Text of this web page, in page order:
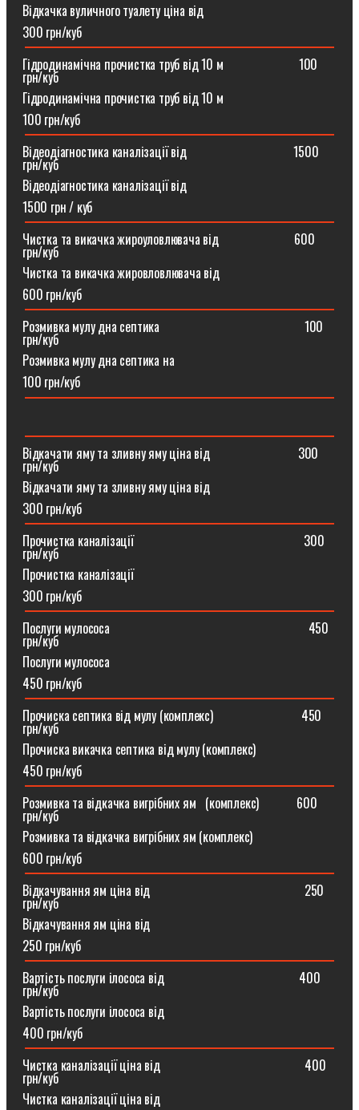
Відкачка вуличного туалету ціна від
300 грн/куб
Гідродинамічна прочистка труб від 10 м⠀⠀⠀⠀⠀⠀⠀⠀100
грн/куб
Гідродинамічна прочистка труб від 10 м
100 грн/куб
Відеодіагностика каналізації від ⠀⠀⠀⠀⠀⠀⠀⠀⠀⠀⠀1500
грн/куб
Відеодіагностика каналізації від
1500 грн / куб
Чистка та викачка жироуловлювача від⠀⠀⠀⠀⠀⠀⠀⠀600
грн/куб
Чистка та викачка жировловлювача від
600 грн/куб
Розмивка мулу дна септика ⠀⠀⠀⠀⠀⠀⠀⠀⠀⠀⠀⠀⠀⠀⠀100
грн/куб
Розмивка мулу дна септика на
100 грн/куб
Відкачати яму та зливну яму ціна від ⠀⠀⠀⠀⠀⠀⠀⠀⠀300
грн/куб
Відкачати яму та зливну яму ціна від
300 грн/куб
Прочистка каналізації⠀⠀⠀⠀⠀⠀⠀⠀⠀⠀⠀⠀⠀⠀⠀⠀⠀⠀300
грн/куб
Прочистка каналізації
300 грн/куб
Послуги мулососа⠀⠀⠀⠀⠀⠀⠀⠀⠀⠀⠀⠀⠀⠀⠀⠀⠀⠀⠀⠀⠀450
грн/куб
Послуги мулососа
450 грн/куб
Прочиска септика від мулу (комплекс) ⠀⠀⠀⠀⠀⠀⠀⠀⠀450
грн/куб
Прочиска викачка септика від мулу (комплекс)
450 грн/куб
Розмивка та відкачка вигрібних ям⠀(комплекс)⠀⠀⠀⠀600
грн/куб
Розмивка та відкачка вигрібних ям (комплекс)⠀
600 грн/куб
Відкачування ям ціна від ⠀⠀⠀⠀⠀⠀⠀⠀⠀⠀⠀⠀⠀⠀⠀⠀250
грн/куб
Відкачування ям ціна від
250 грн/куб
Вартість послуги ілососа від ⠀⠀⠀⠀⠀⠀⠀⠀⠀⠀⠀⠀⠀⠀400
грн/куб
Вартість послуги ілососа від
400 грн/куб
Чистка каналізації ціна від ⠀⠀⠀⠀⠀⠀⠀⠀⠀⠀⠀⠀⠀⠀⠀400
грн/куб
Чистка каналізації ціна від